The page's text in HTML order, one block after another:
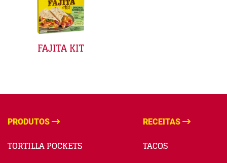
FAJITA KIT
PRODUTOS
TORTILLA POCKETS
RECEITAS
TACOS